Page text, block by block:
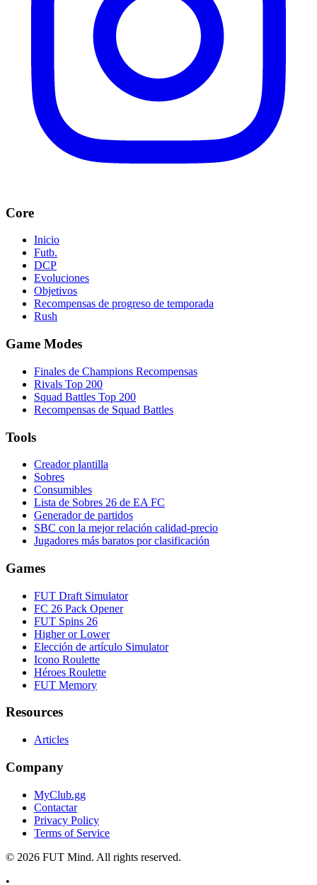
Core
Inicio
Futb.
DCP
Evoluciones
Objetivos
Recompensas de progreso de temporada
Rush
Game Modes
Finales de Champions Recompensas
Rivals Top 200
Squad Battles Top 200
Recompensas de Squad Battles
Tools
Creador plantilla
Sobres
Consumibles
Lista de Sobres 26 de EA FC
Generador de partidos
SBC con la mejor relación calidad-precio
Jugadores más baratos por clasificación
Games
FUT Draft Simulator
FC 26 Pack Opener
FUT Spins 26
Higher or Lower
Elección de artículo Simulator
Icono Roulette
Héroes Roulette
FUT Memory
Resources
Articles
Company
MyClub.gg
Contactar
Privacy Policy
Terms of Service
© 2026 FUT Mind. All rights reserved.
•